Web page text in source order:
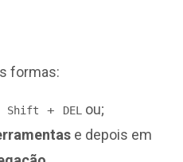
formas:
Shift + DEL
ou;
e depois em